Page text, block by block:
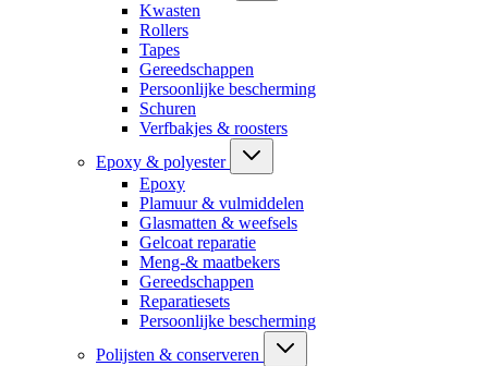
Kwasten
Rollers
Tapes
Gereedschappen
Persoonlijke bescherming
Schuren
Verfbakjes & roosters
Epoxy & polyester
Epoxy
Plamuur & vulmiddelen
Glasmatten & weefsels
Gelcoat reparatie
Meng-& maatbekers
Gereedschappen
Reparatiesets
Persoonlijke bescherming
Polijsten & conserveren